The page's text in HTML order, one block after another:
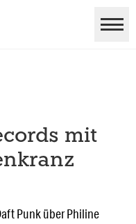
mit
Punk über Philine